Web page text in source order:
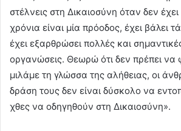
στέλνεις στη Δικαιοσύνη όταν δεν έχει
χρόνια είναι μία πρόοδος, έχει βάλει
έχει εξαρθρώσει πολλές και
οργανώσεις. Θεωρώ ότι δεν πρέπει να
μιλάμε τη γλώσσα της αλήθειας, οι
δράση τους δεν είναι δύσκολο να
χθες να οδηγηθούν στη Δικαιοσύνη».